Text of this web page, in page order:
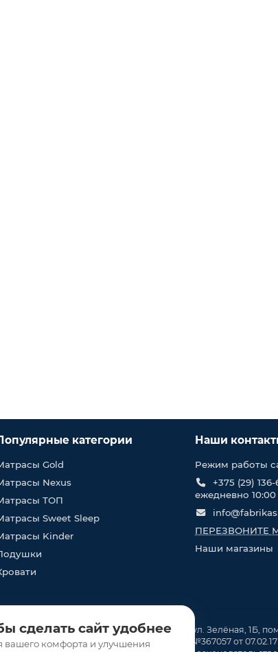
сделать сайт удобнее
комфорта и улучшения
категории
Gold
Nexus
ТОП
Sweet Sleep
Kinder
Наши
Режим работы
+375 (29)
ежедневно 10:00
ПЕРЕЗВОНИТЕ
Наши магазины
р-н, Петришковский с/с, д. Кирши, ул. Зелёная, 1Б,
fabrikasna.by - Регистрация. в ТР №367057 от